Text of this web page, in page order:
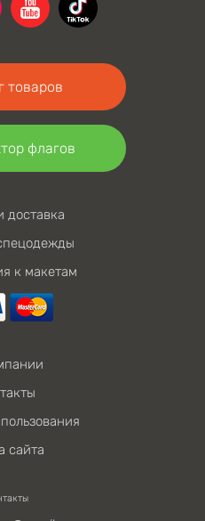
товаров
флагов
доставка
к макетам
сайта